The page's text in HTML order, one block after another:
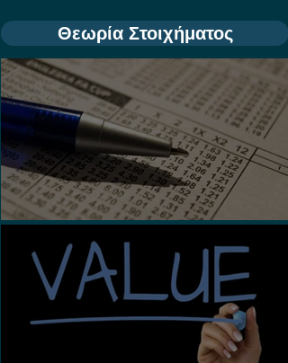
Θεωρία Στοιχήματος
Τι είναι τα Ασιατικά Χάντικαπ;